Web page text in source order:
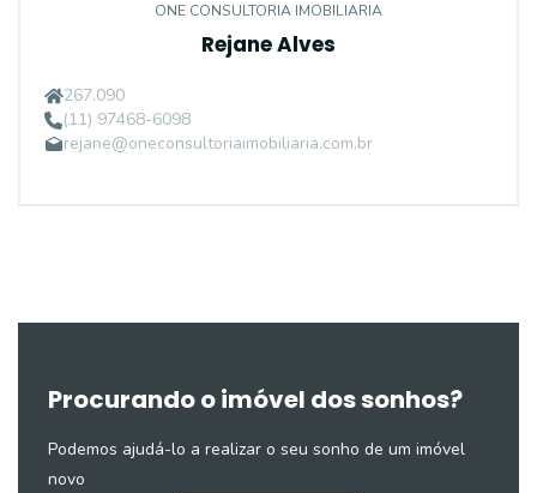
ONE CONSULTORIA IMOBILIARIA
Rejane Alves
267.090
(11) 97468-6098
rejane@oneconsultoriaimobiliaria.com.br
Procurando o imóvel dos sonhos?
Podemos ajudá-lo a realizar o seu sonho de um imóvel
novo